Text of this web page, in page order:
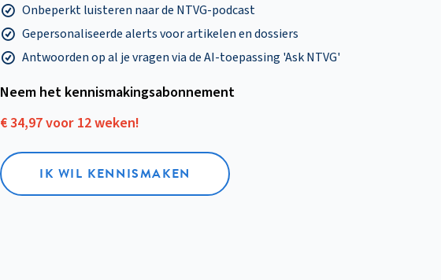
Onbeperkt luisteren naar de NTVG-podcast
Gepersonaliseerde alerts voor artikelen en dossiers
Antwoorden op al je vragen via de AI-toepassing 'Ask NTVG'
Neem het kennismakings­abonnement
€ 34,97 voor 12 weken!
IK WIL KENNISMAKEN